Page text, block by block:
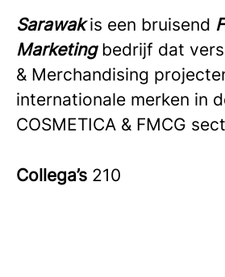
Sarawakis een bruisend
Marketingbedrijf dat
& Merchandising
internationale merken in
COSMETICA & FMCG
Collega’s 210